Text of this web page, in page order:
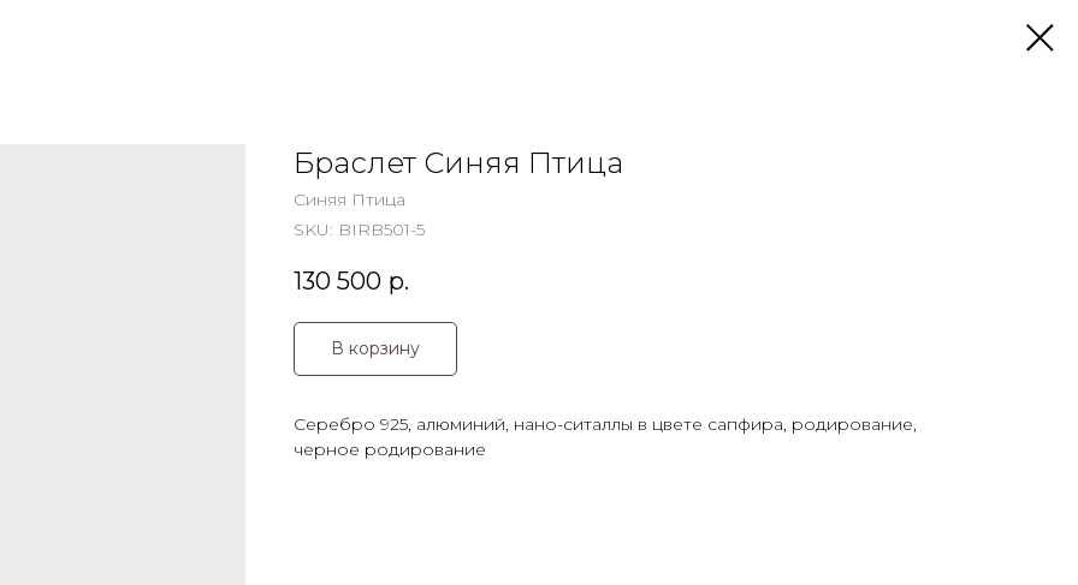
Браслет Синяя Птица
Синяя Птица
SKU: BIRB501-5
130 500 р.
В корзину
Серебро 925, алюминий, нано-ситаллы в цвете сапфира, родирование,
черное родирование